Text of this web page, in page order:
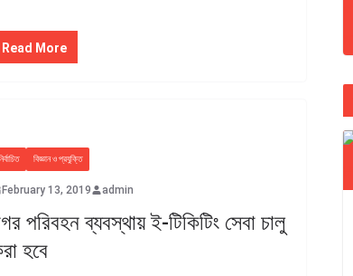
Read More
বিজ্ঞান ও প্রযুক্তি
February 13, 2019 admin
পরিবহন ব্যবস্থায় ই-টিকিটিং সেবা চালু
হবে